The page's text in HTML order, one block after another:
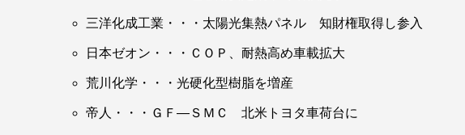
ＡＤＥＫＡは、独自の熱硬化性繊維強化プラスチック（ＣＦＲ
ット（ＦｔｏＣ）成形プロセス」を風力発電の風車ブレード部
脂と硬化剤の拡販につなげる。
三洋化成工業・・・太陽光集熱パネル 知財権取得し参入
日本ゼオン・・・ＣＯＰ、耐熱高め車載拡大
荒川化学・・・光硬化型樹脂を増産
帝人・・・ＧＦ―ＳＭＣ 北米トヨタ車荷台に